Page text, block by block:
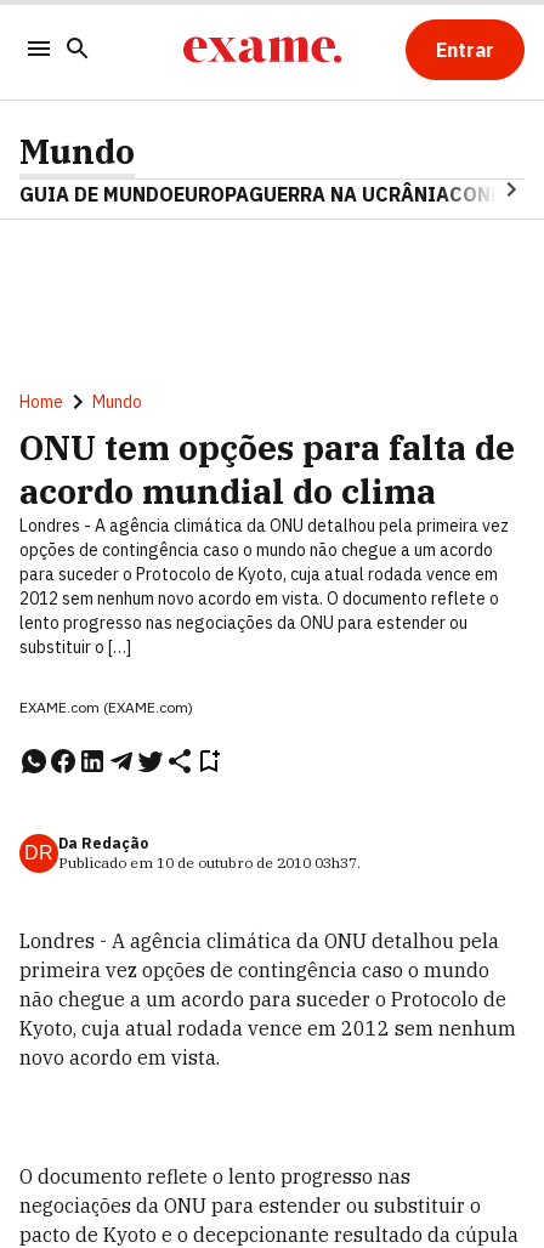
Entrar
Mundo
GUIA DE MUNDOEUROPAGUERRA NA UCRÂNIA
Home Mundo
ONU tem opções para falta de
acordo mundial do clima
Londres - A agência climática da ONU detalhou pela primeira vez
opções de contingência caso o mundo não chegue a um acordo
para suceder o Protocolo de Kyoto, cuja atual rodada vence em
2012 sem nenhum novo acordo em vista. O documento reflete o
lento progresso nas negociações da ONU para estender ou
substituir o […]
EXAME.com (EXAME.com)
DR Da Redação
Publicado em 10 de outubro de 2010 03h37.
Londres - A agência climática da ONU detalhou pela
primeira vez opções de contingência caso o mundo
não chegue a um acordo para suceder o Protocolo de
Kyoto, cuja atual rodada vence em 2012 sem nenhum
novo acordo em vista.
O documento reflete o lento progresso nas
negociações da ONU para estender ou substituir o
pacto de Kyoto e o decepcionante resultado da cúpula